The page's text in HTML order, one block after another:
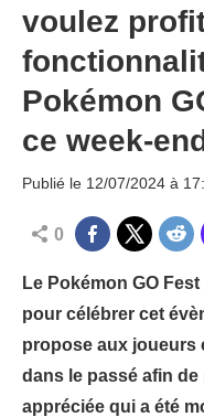
voulez
Pokémon
ce week-
Publié le 12/07/2024 à
0
Le Pokémon GO
pour célébrer cet
propose aux joueurs
dans le passé afin
appréciée qui a été